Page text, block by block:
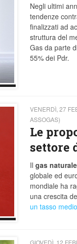
Negli ultimi
tendenze
finalizzati ad
struttura del
Gas da parte
55% dei Pdr.
VENERDÌ, 27
ASSOGAS)
Le
settore
Il gas naturale
globale ed
mondiale ha
una crescita
un tasso